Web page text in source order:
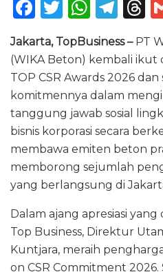
F
c
e
b
o
o
k
T
it
te
r
W
h
a
ts
A
p
p
T
e
g
ra
m
T
a
d
s
Jakarta, TopBusiness –PT
(WIKA Beton) kembali ikut
TOP CSR Awards 2026
komitmennya dalam
tanggung jawab sosial
bisnis korporasi secara
membawa emiten beton
memborong sejumlah
yang berlangsung di
Dalam ajang apresiasi yang
Top Business, Direktur
Kuntjara, meraih
on CSR Commitment